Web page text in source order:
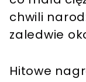
chwili
zaledwie
Hitowe